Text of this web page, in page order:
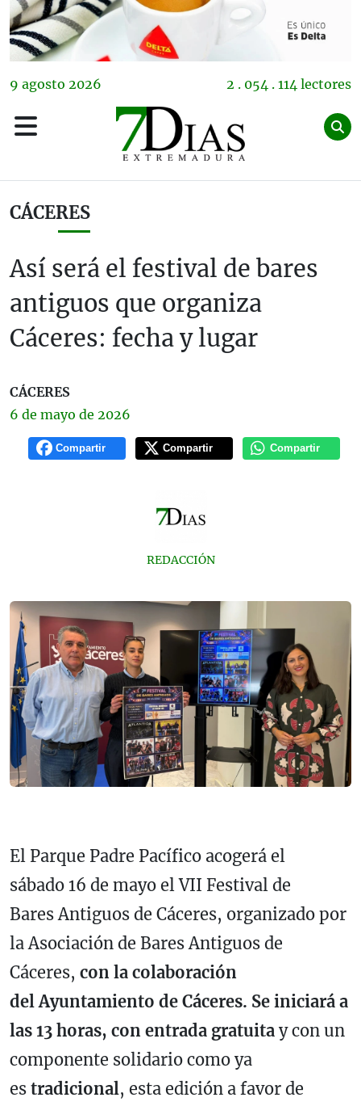
9 agosto 2026 2 . 054 . 114 lectores
CÁCERES
Así será el festival de bares
antiguos que organiza
Cáceres: fecha y lugar
CÁCERES
6 de mayo de 2026
Compartir Compartir Compartir
REDACCIÓN
El Parque Padre Pacífico acogerá el
sábado 16 de mayo el VII Festival de
Bares Antiguos de Cáceres, organizado por
la Asociación de Bares Antiguos de
Cáceres, con la colaboración
del Ayuntamiento de Cáceres. Se iniciará a
las 13 horas, con entrada gratuita y con un
componente solidario como ya
es tradicional, esta edición a favor de